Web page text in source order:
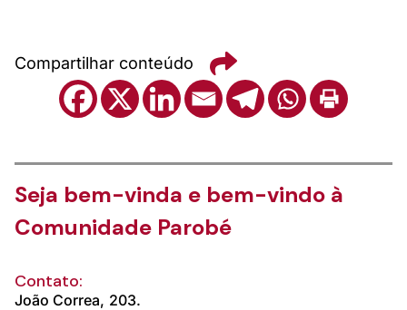
Compartilhar conteúdo
Seja bem-vinda e bem-vindo à
Comunidade Parobé
Contato:
João Correa, 203.